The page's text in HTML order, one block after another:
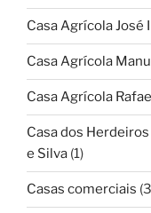
Casa Agrícola José
Casa Agrícola
Casa Agrícola
Casa dos
e Silva (1)
Casas comerciais